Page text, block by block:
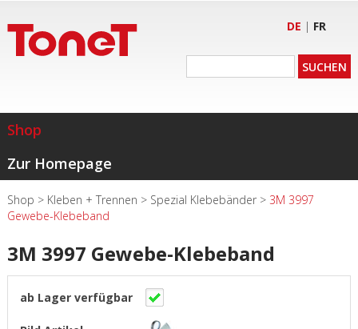
DE | FR
Shop
Zur Homepage
Shop > Kleben + Trennen > Spezial Klebebänder > 3M 3997
Gewebe-Klebeband
3M 3997 Gewebe-Klebeband